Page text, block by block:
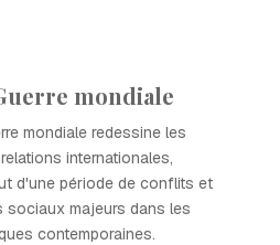
mondiale
mondiale redessine les
internationales,
d'une période de conflits et
sociaux majeurs dans les
contemporaines.